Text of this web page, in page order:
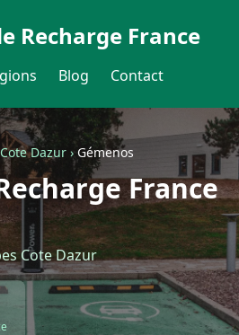
Recharge France
Blog Contact
Dazur ›Gémenos
France
Cote Dazur